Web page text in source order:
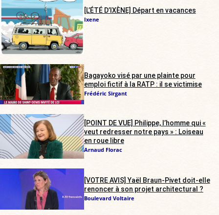
[L’ÉTÉ D’IXÈNE] Départ en vacances
Ixene
Bagayoko visé par une plainte pour
emploi fictif à la RATP : il se victimise
Frédéric Sirgant
[POINT DE VUE] Philippe, l’homme qui «
veut redresser notre pays » : Loiseau
en roue libre
Arnaud Florac
[VOTRE AVIS] Yaël Braun-Pivet doit-elle
renoncer à son projet architectural ?
Boulevard Voltaire